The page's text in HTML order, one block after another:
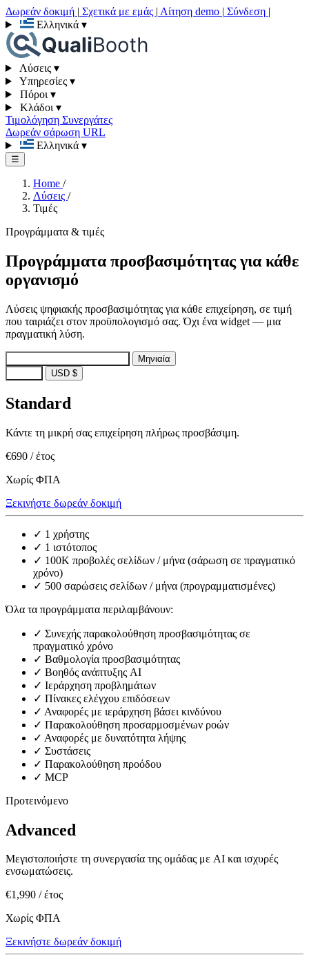
Δωρεάν δοκιμή | Σχετικά με εμάς | Αίτηση demo | Σύνδεση |
Ελληνικά ▾
Λύσεις ▾
Υπηρεσίες ▾
Πόροι ▾
Κλάδοι ▾
Τιμολόγηση Συνεργάτες
Δωρεάν σάρωση URL
Ελληνικά ▾
☰
Home /
Λύσεις /
Τιμές
Προγράμματα & τιμές
Προγράμματα προσβασιμότητας για κάθε
οργανισμό
Λύσεις ψηφιακής προσβασιμότητας για κάθε επιχείρηση, σε τιμή
που ταιριάζει στον προϋπολογισμό σας. Όχι ένα widget — μια
πραγματική λύση.
Μηνιαία
USD $
Standard
Κάντε τη μικρή σας επιχείρηση πλήρως προσβάσιμη.
€690 / έτος
Χωρίς ΦΠΑ
Ξεκινήστε δωρεάν δοκιμή
✓ 1 χρήστης
✓ 1 ιστότοπος
✓ 100K προβολές σελίδων / μήνα (σάρωση σε πραγματικό
χρόνο)
✓ 500 σαρώσεις σελίδων / μήνα (προγραμματισμένες)
Όλα τα προγράμματα περιλαμβάνουν:
✓ Συνεχής παρακολούθηση προσβασιμότητας σε
πραγματικό χρόνο
✓ Βαθμολογία προσβασιμότητας
✓ Βοηθός ανάπτυξης AI
✓ Ιεράρχηση προβλημάτων
✓ Πίνακες ελέγχου επιδόσεων
✓ Αναφορές με ιεράρχηση βάσει κινδύνου
✓ Παρακολούθηση προσαρμοσμένων ροών
✓ Αναφορές με δυνατότητα λήψης
✓ Συστάσεις
✓ Παρακολούθηση προόδου
✓ MCP
Προτεινόμενο
Advanced
Μεγιστοποιήστε τη συνεργασία της ομάδας με AI και ισχυρές
ενσωματώσεις.
€1,990 / έτος
Χωρίς ΦΠΑ
Ξεκινήστε δωρεάν δοκιμή